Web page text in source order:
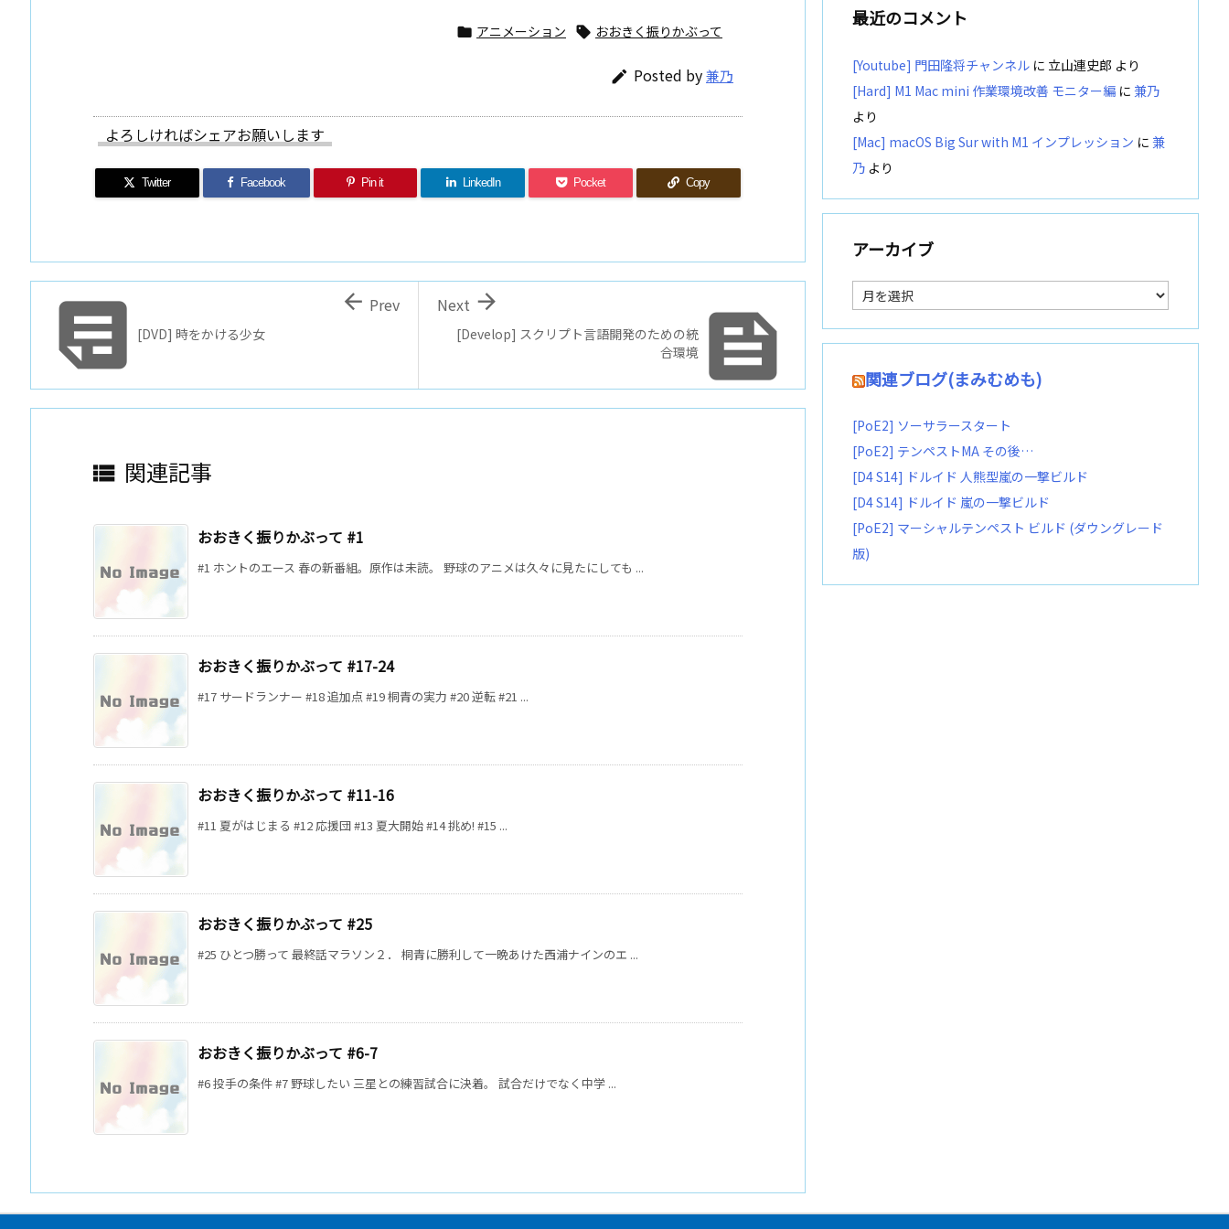
 アニメーション  おおきく振りかぶって
 Posted by兼乃
よろしければシェアお願いします
Twitter Facebook Pin it LinkedIn Pocket Copy

[Develop] スクリプト言語開発のための統
合環境

Next
[DVD] 時をかける少女
 Prev
 関連記事
おおきく振りかぶって #1
#1 ホントのエース 春の新番組。原作は未読。 野球のアニメは久々に見たにしても ...
おおきく振りかぶって #17-24
#17 サードランナー #18 追加点 #19 桐青の実力 #20 逆転 #21 ...
おおきく振りかぶって #11-16
#11 夏がはじまる #12 応援団 #13 夏大開始 #14 挑め! #15 ...
おおきく振りかぶって #25
#25 ひとつ勝って 最終話マラソン２． 桐青に勝利して一晩あけた西浦ナインのエ ...
おおきく振りかぶって #6-7
#6 投手の条件 #7 野球したい 三星との練習試合に決着。 試合だけでなく中学 ...
最近のコメント
[Youtube] 門田隆将チャンネル に 立山連史郎 より
[Hard] M1 Mac mini 作業環境改善 モニター編 に 兼乃
より
[Mac] macOS Big Sur with M1 インプレッション に 兼
乃 より
アーカイブ
ア
ー
カ
イ
関連ブログ(まみむめも)
[PoE2] ソーサラースタート
[PoE2] テンペストMA その後…
[D4 S14] ドルイド 人熊型嵐の一撃ビルド
[D4 S14] ドルイド 嵐の一撃ビルド
[PoE2] マーシャルテンペスト ビルド (ダウングレード
版)